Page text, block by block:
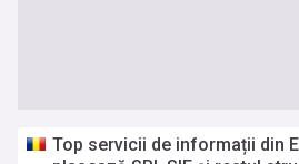
Top servicii de informații din